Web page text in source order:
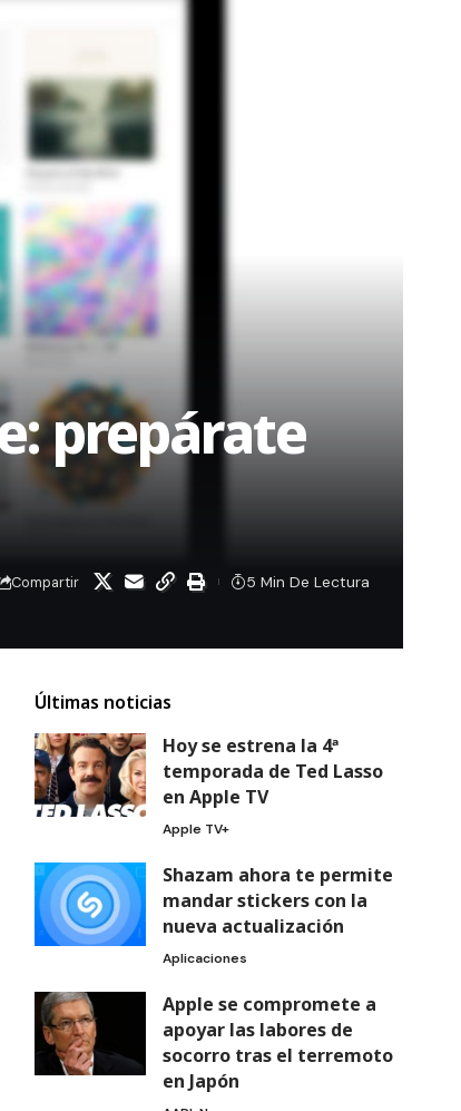
prepárate
Compartir 5 Min De Lectura
Últimas noticias
Hoy se estrena la 4ª
temporada de Ted Lasso
en Apple TV
Apple TV+
Shazam ahora te permite
mandar stickers con la
nueva actualización
Aplicaciones
Apple se compromete a
apoyar las labores de
socorro tras el terremoto
en Japón